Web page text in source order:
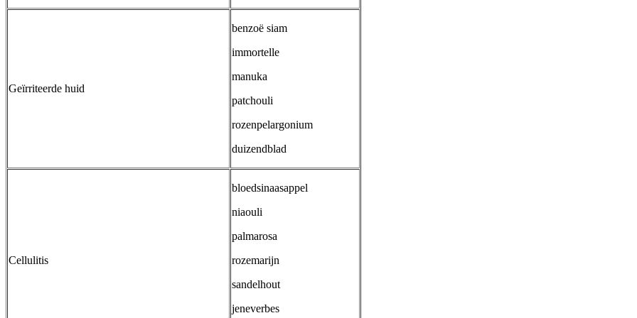
Geïrriteerde huid
benzoë siam
immortelle
manuka
patchouli
rozenpelargonium
duizendblad
Cellulitis
bloedsinaasappel
niaouli
palmarosa
rozemarijn
sandelhout
jeneverbes